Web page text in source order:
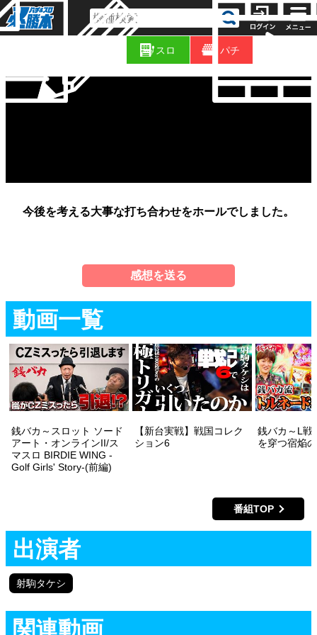
コ
ラ
ム
スロ パチ
今後を考える大事な打ち合わせをホールでしました。
感想を送る
動画一覧
銭バカ～スロット ソード
アート・オンラインII/ス
マスロ BIRDIE WING -
Golf Girls' Story-(前編)
【新台実戦】戦国コレク
ション6
銭バカ～L戦
を穿つ宿焔
番組TOP
出演者
射駒タケシ
関連動画